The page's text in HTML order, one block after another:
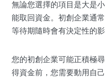
無論您選擇的項目是大是
能取回資金。初創企業通
等待期隨時會有決定性的影
您的初創企業可能正積極
得資金前，您需要動用自